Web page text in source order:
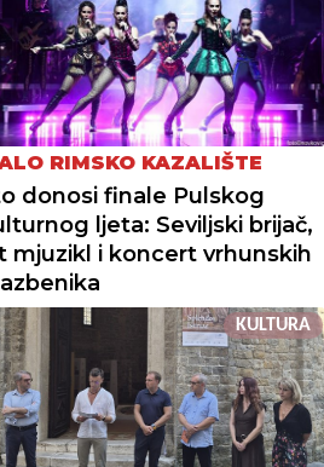
RIMSKO KAZALIŠTE
donosi finale Pulskog
ljeta: Seviljski brijač,
mjuzikl i koncert vrhunskih
KULTURA